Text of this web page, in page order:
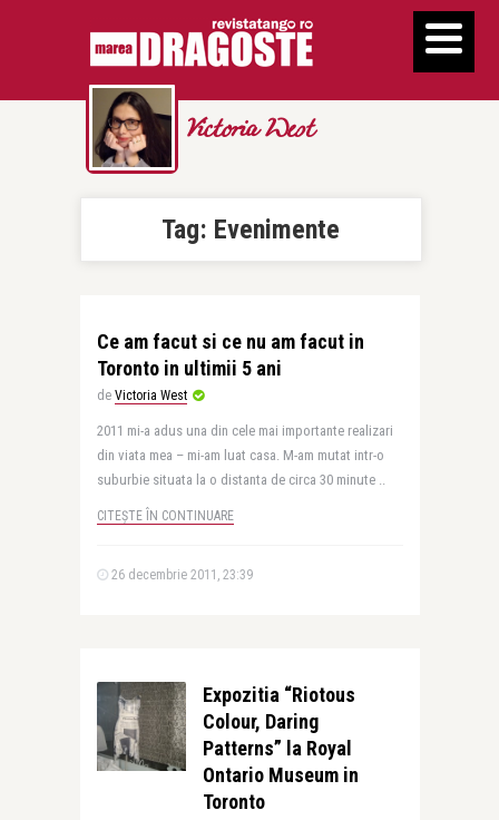
Victoria West
Tag: Evenimente
Ce am facut si ce nu am facut in
Toronto in ultimii 5 ani
de Victoria West
2011 mi-a adus una din cele mai importante realizari
din viata mea – mi-am luat casa. M-am mutat intr-o
suburbie situata la o distanta de circa 30 minute ..
CITEȘTE ÎN CONTINUARE
26 decembrie 2011, 23:39
Expozitia “Riotous
Colour, Daring
Patterns” la Royal
Ontario Museum in
Toronto